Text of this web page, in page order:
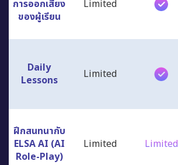
การออกเสียง
ของผู้เรียน
Limited
Daily
Lessons
Limited
ฝึกสนทนากับ
ELSA AI (AI
Role-Play)
Limited Limited